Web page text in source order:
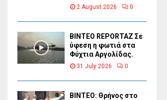
2 August 2026 0
BINTEO REPORTAZ Σε
ύφεση η φωτιά στα
Φύχτια Αργολίδας.
31 July 2026 0
ΒΙΝΤΕΟ: Θρήνος στο